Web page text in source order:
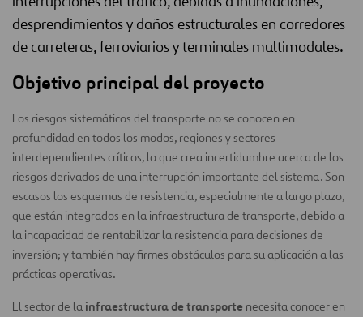
desprendimientos y daños estructurales en corredores
de carreteras, ferroviarios y terminales multimodales.
Objetivo principal del proyecto
Los riesgos sistemáticos del transporte no se conocen en
profundidad en todos los modos, regiones y sectores
interdependientes críticos, lo que crea incertidumbre acerca de los
riesgos derivados de una interrupción importante del sistema. Son
escasos los esquemas de resistencia, especialmente a largo plazo,
que están integrados en la infraestructura de transporte, debido a
la incapacidad de rentabilizar la resistencia para decisiones de
inversión; y también hay firmes obstáculos para su aplicación a las
prácticas operativas.
El sector de la infraestructura de transporte necesita conocer en